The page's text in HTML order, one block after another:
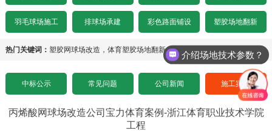
羽毛球场施工 排球场承建 彩色路面铺设 塑胶场地翻新
热门关键词： 塑胶网球场改造 ， 体育塑胶场地翻新，塑胶体育场地施工
中标公示 常见问题 公司新闻 施工案例
丙烯酸网球场改造公司宝力体育案例-浙江体育职业技术学院
工程
沥青基础要求
设计图纸下载
水泥基础要求
招标文件下载
施工案例
沥青基础要求
悬浮拼装足球场
水泥基础要求
塑胶球场
施工案例
塑胶场地翻新
中标公示
介绍场地技术参数？